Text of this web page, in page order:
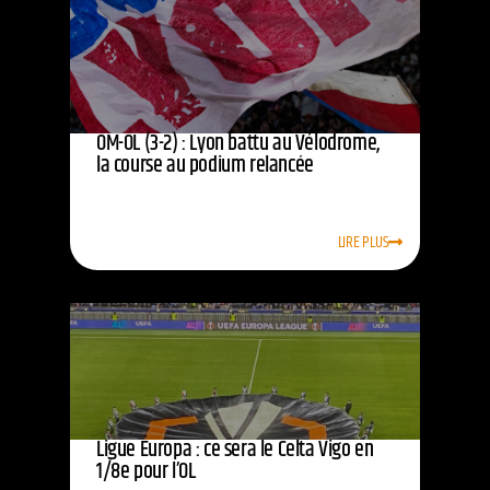
OM-OL (3-2) : Lyon battu au Vélodrome,
la course au podium relancée
LIRE PLUS
Ligue Europa : ce sera le Celta Vigo en
1/8e pour l’OL